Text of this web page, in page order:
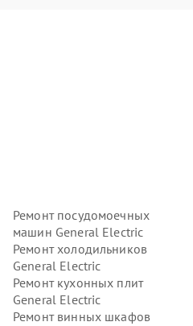
Ремонт посудомоечных
машин General Electric
Ремонт холодильников
General Electric
Ремонт кухонных плит
General Electric
Ремонт винных шкафов